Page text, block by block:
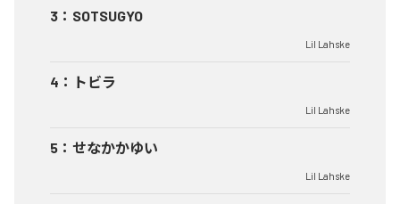
3 ： SOTSUGYO
Lil Lahske
4 ： トビラ
Lil Lahske
5 ： せなかかゆい
Lil Lahske